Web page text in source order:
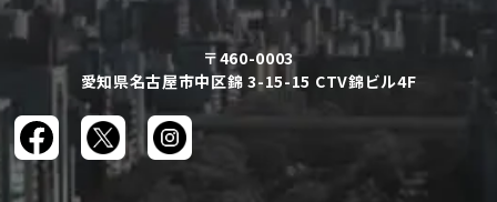
〒460-0003
愛知県名古屋市中区錦 3-15-15 CTV錦ビル4F